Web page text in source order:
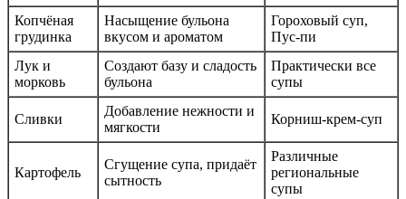
Копчёная
грудинка
Насыщение бульона
вкусом и ароматом
Гороховый суп,
Пус-пи
Лук и
морковь
Создают базу и сладость
бульона
Практически все
супы
Сливки
Добавление нежности и
мягкости
Корниш-крем-суп
Картофель
Сгущение супа, придаёт
сытность
Различные
региональные
супы